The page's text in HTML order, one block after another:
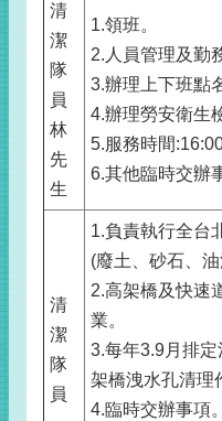
清
潔
隊
員
林
先
生
1.領班。
2.人員管理及勤
3.辦理上下班點
4.辦理勞安衛生
5.服務時間
6.其他臨時交辦
清
潔
隊
員
1.負責執行全台
(廢土、砂石、油
2.高架橋及快速
業。
3.每年3.9月排
架橋洩水孔清理
4.臨時交辦事項。